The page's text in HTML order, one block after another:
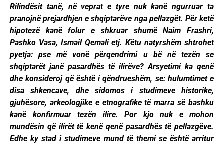
Rilindësit tanë, në veprat e tyre nuk kanë ngurruar ta
pranojnë prejardhjen e shqiptarëve nga pellazgët. Për ketë
hipotezë kanë folur e shkruar shumë Naim Frashri,
Pashko Vasa, Ismail Qemali etj. Këtu natyrshëm shtrohet
pyetja: pse më vonë përqendrimi u bë në tezën se
shqiptarët janë pasardhës të ilirëve? Arsyetimi ka qenë
dhe konsideroj që është i qëndrueshëm, se: hulumtimet e
disa shkencave, dhe sidomos i studimeve historike,
gjuhësore, arkeologjike e etnografike të marra së bashku
kanë konfirmuar tezën ilire. Por kjo nuk e mohon
mundësin që ilirët të kenë qenë pasardhës të pellazgëve.
Edhe ky stad i studimeve mund të themi se është arritur